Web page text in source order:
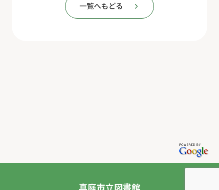
一覧へもどる
真庭市立図書館